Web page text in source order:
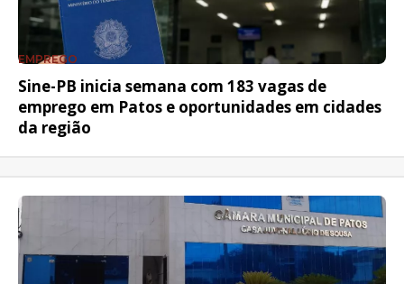
EMPREGO
Sine-PB inicia semana com 183 vagas de
emprego em Patos e oportunidades em cidades
da região